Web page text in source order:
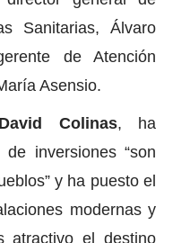
Sanitarias, Álvaro
de Atención
Asensio.
David Colinas, ha
inversiones “son
y ha puesto el
modernas y
atractivo el destino